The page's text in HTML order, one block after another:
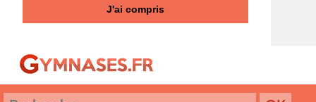
J'ai compris